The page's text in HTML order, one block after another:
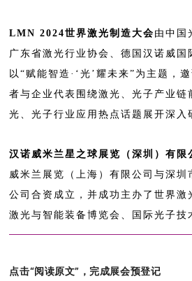
LMN 2024世界激光制造大会 由中国
广东省激光行业协会、德国汉诺威国
以“赋能智造·‘光’耀未来”为主题，
者与企业代表围绕激光、光子产业链
光、光子行业应用热点话题展开深入
汉诺威米兰星之球展览（深圳）有限
威米兰展览（上海）有限公司与深圳
公司合资成立，并成功主办了世界激
激光与智能装备博览会、国际光子技
点击“阅读原文”，完成展会预登记